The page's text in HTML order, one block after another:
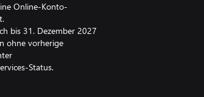
Online-Konto-
bis 31. Dezember 2027
ohne vorherige
Status.